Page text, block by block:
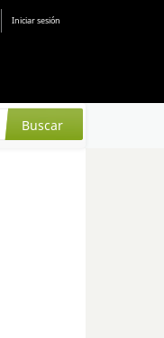
Iniciar sesión